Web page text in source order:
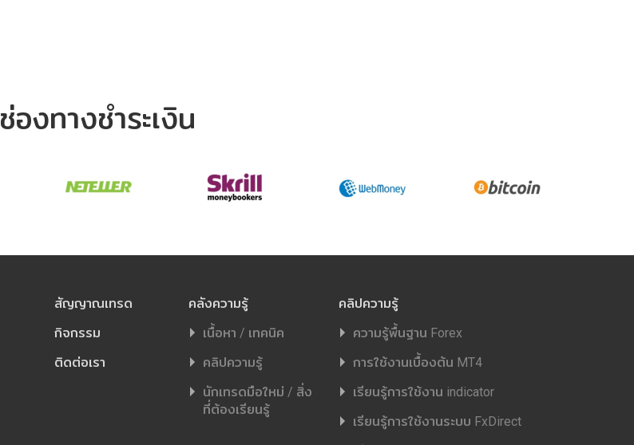
ช่องทางชำระเงิน
สัญญาณเทรด
กิจกรรม
ติดต่อเรา
คลังความรู้
เนื้อหา / เทคนิค
คลิปความรู้
นักเทรดมือใหม่ / สิ่ง
ที่ต้องเรียนรู้
คลิปความรู้
ความรู้พื้นฐาน Forex
การใช้งานเบื้องต้น MT4
เรียนรู้การใช้งาน indicator
เรียนรู้การใช้งานระบบ FxDirect